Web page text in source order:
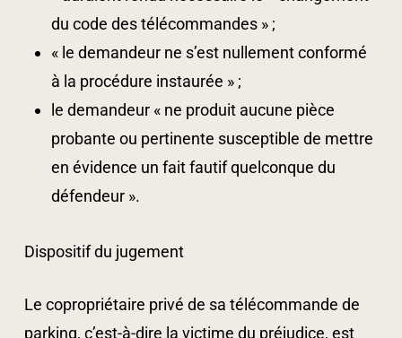
du code des télécommandes » ;
« le demandeur ne s’est nullement conformé
à la procédure instaurée » ;
le demandeur « ne produit aucune pièce
probante ou pertinente susceptible de mettre
en évidence un fait fautif quelconque du
défendeur ».
Dispositif du jugement
Le copropriétaire privé de sa télécommande de
parking, c’est-à-dire la victime du préjudice, est